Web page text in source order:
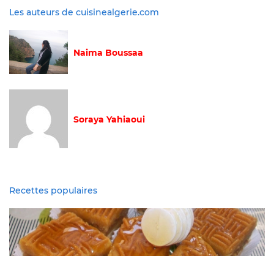
Les auteurs de cuisinealgerie.com
Naima Boussaa
Soraya Yahiaoui
Recettes populaires